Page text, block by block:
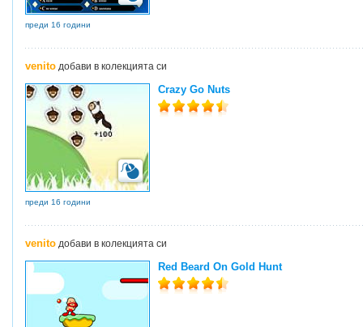
преди 16 години
venito добави в колекцията си
Crazy Go Nuts
преди 16 години
venito добави в колекцията си
Red Beard On Gold Hunt